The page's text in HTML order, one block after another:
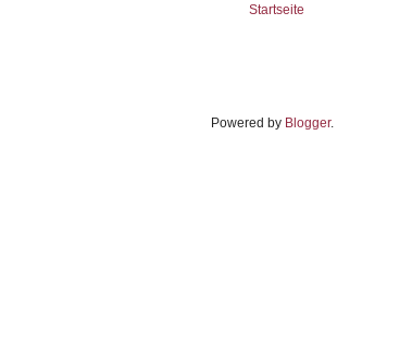
Startseite
Powered by Blogger.